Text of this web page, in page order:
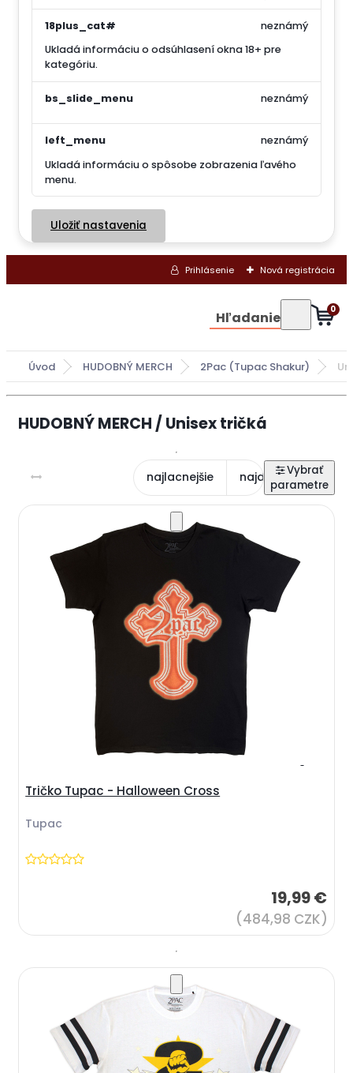
18plus_cat#
Ukladá informáciu o odsúhlasení okna 18+ pre
kategóriu.
neznámý
bs_slide_menu neznámý
left_menu
Ukladá informáciu o spôsobe zobrazenia ľavého
menu.
neznámý
Uložiť nastavenia
Prihlásenie Nová registrácia
Hľadanie 0
Úvod HUDOBNÝ MERCH 2Pac (Tupac Shakur)
HUDOBNÝ MERCH / Unisex tričká
najlacnejšie najdrahšie
Tričko Tupac - Halloween Cross
Tupac
19,99 €
(484,98 CZK)